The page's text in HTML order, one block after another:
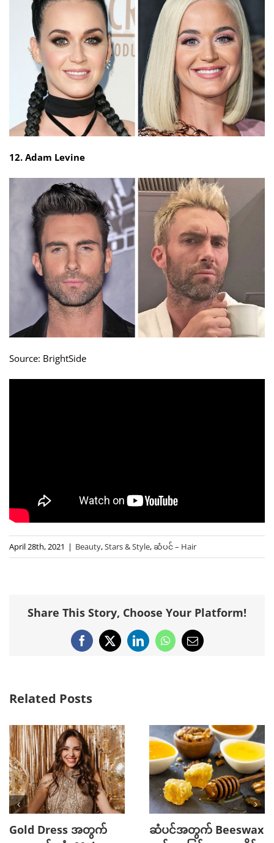
12. Adam Levine
Source: BrightSide
April 28th, 2021 | Beauty,Stars & Style,ဆံပင် – Hair
Share This Story, Choose Your Platform!
Facebook
X LinkedInWhatsApp
Email
Related Posts
Gold Dress အတွက်
ဆံပင်အတွက် Beeswax